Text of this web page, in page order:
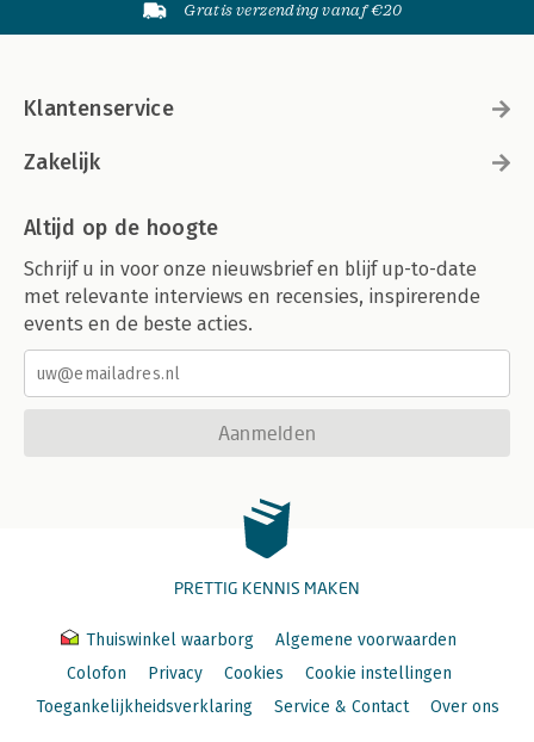
Gratis verzending vanaf €20
Klantenservice
Zakelijk
Altijd op de hoogte
Schrijf u in voor onze nieuwsbrief en blijf up-to-date
met relevante interviews en recensies, inspirerende
events en de beste acties.
Aanmelden
PRETTIG KENNIS MAKEN
Thuiswinkel waarborg
Algemene voorwaarden
Colofon
Privacy Cookies
Cookie instellingen
Toegankelijkheidsverklaring
Service & Contact Over ons